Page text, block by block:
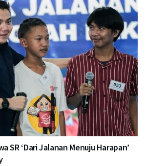
SR ‘Dari Jalanan Menuju Harapan’